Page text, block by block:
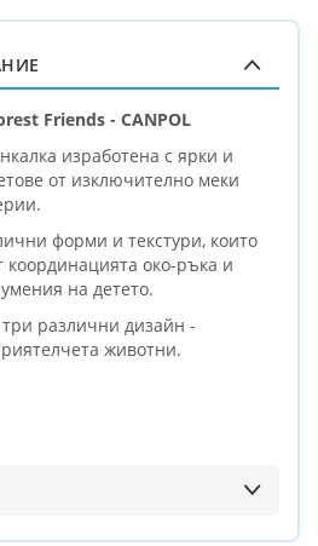
Friends - CANPOL
изработена с ярки и
от изключително меки
форми и текстури, които
координацията око-ръка и
на детето.
различни дизайн -
животни.